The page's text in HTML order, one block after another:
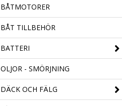
BÅTMOTORER
BÅT TILLBEHÖR
BATTERI
OLJOR - SMÖRJNING
DÄCK OCH FÄLG